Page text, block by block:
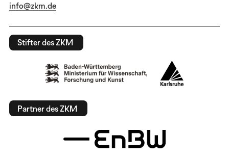
info@zkm.de
Stifter des ZKM
Partner des ZKM